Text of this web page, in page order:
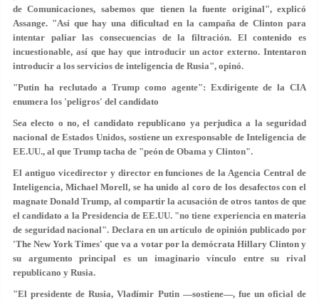
de Comunicaciones, sabemos que tienen la fuente original", explicó
Assange. "Así que hay una dificultad en la campaña de Clinton para
intentar paliar las consecuencias de la filtración. El contenido es
incuestionable, así quehay que introducir un actor externo. Intentaron
introducir a los servicios de inteligencia de Rusia", opinó.
"Putin ha reclutado a Trump como agente": Exdirigente de la CIA
enumera los 'peligros' del candidato
Sea electo o no, el candidato republicano ya perjudica a la seguridad
nacional de Estados Unidos, sostiene un exresponsable de Inteligencia de
EE.UU., al que Trump tacha de "peón de Obama y Clinton".
El antiguo vicedirector y director en funciones de la Agencia Central de
Inteligencia, Michael Morell, se ha unido al coro de los desafectos con el
magnate Donald Trump, al compartir la acusación de otros tantos de que
el candidato a la Presidencia de EE.UU. "no tiene experiencia en materia
de seguridad nacional". Declara en un artículo de opinión publicado por
'The New York Times' que va a votar por la demócrata Hillary Clinton y
su argumento principal es un imaginario vínculo entre su rival
republicano y Rusia.
"El presidente de Rusia, Vladímir Putin —sostiene—, fue un oficial de